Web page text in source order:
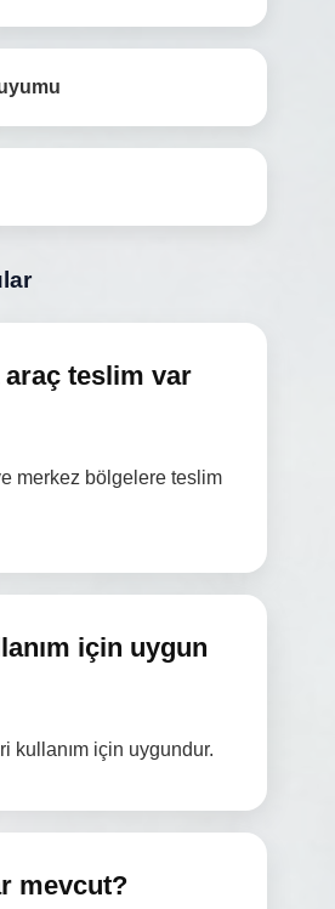
araç teslim var
merkez bölgelere teslim
için uygun
kullanım için uygundur.
mevcut?